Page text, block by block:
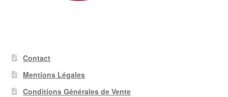
Contact
Mentions Légales
Conditions Générales de Vente